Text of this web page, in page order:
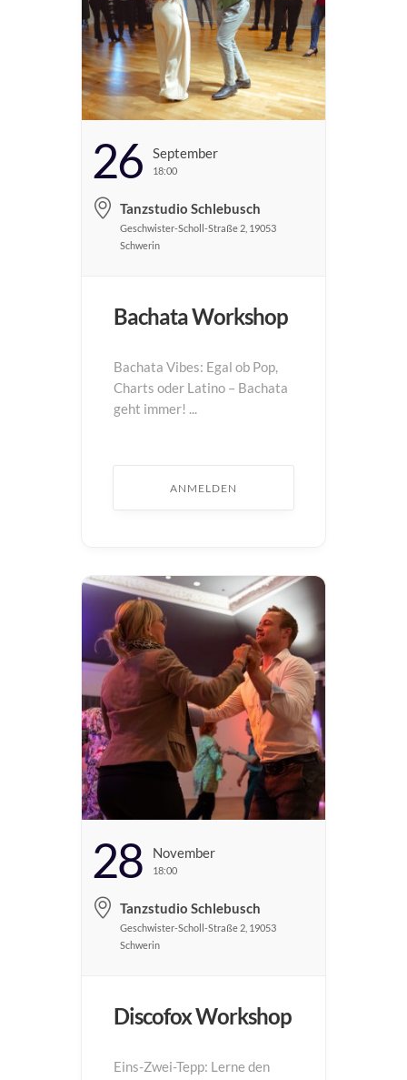
26 September
18:00
Tanzstudio Schlebusch
Geschwister-Scholl-Straße 2, 19053
Schwerin
Bachata Workshop
Bachata Vibes: Egal ob Pop,
Charts oder Latino – Bachata
geht immer! ...
ANMELDEN
28 November
18:00
Tanzstudio Schlebusch
Geschwister-Scholl-Straße 2, 19053
Schwerin
Discofox Workshop
Eins-Zwei-Tepp: Lerne den